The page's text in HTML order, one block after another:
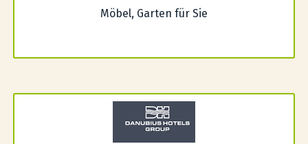
Möbel, Garten für Sie